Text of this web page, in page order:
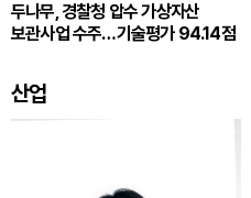
두나무, 경찰청 압수 가상자산
보관사업 수주…기술평가 94.14점
산업